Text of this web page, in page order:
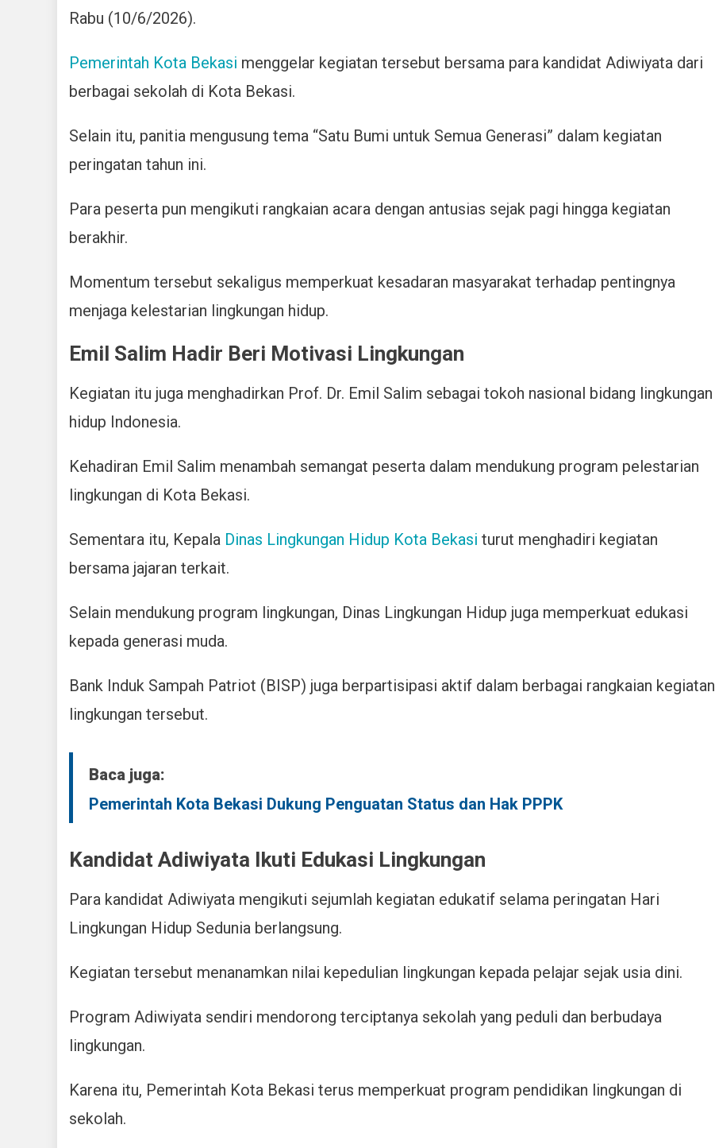
Rabu (10/6/2026).
Pemerintah Kota Bekasi menggelar kegiatan tersebut bersama para kandidat Adiwiyata dari
berbagai sekolah di Kota Bekasi.
Selain itu, panitia mengusung tema “Satu Bumi untuk Semua Generasi” dalam kegiatan
peringatan tahun ini.
Para peserta pun mengikuti rangkaian acara dengan antusias sejak pagi hingga kegiatan
berakhir.
Momentum tersebut sekaligus memperkuat kesadaran masyarakat terhadap pentingnya
menjaga kelestarian lingkungan hidup.
Emil Salim Hadir Beri Motivasi Lingkungan
Kegiatan itu juga menghadirkan Prof. Dr. Emil Salim sebagai tokoh nasional bidang lingkungan
hidup Indonesia.
Kehadiran Emil Salim menambah semangat peserta dalam mendukung program pelestarian
lingkungan di Kota Bekasi.
Sementara itu, Kepala Dinas Lingkungan Hidup Kota Bekasi turut menghadiri kegiatan
bersama jajaran terkait.
Selain mendukung program lingkungan, Dinas Lingkungan Hidup juga memperkuat edukasi
kepada generasi muda.
Bank Induk Sampah Patriot (BISP) juga berpartisipasi aktif dalam berbagai rangkaian kegiatan
lingkungan tersebut.
Baca juga:
Pemerintah Kota Bekasi Dukung Penguatan Status dan Hak PPPK
Kandidat Adiwiyata Ikuti Edukasi Lingkungan
Para kandidat Adiwiyata mengikuti sejumlah kegiatan edukatif selama peringatan Hari
Lingkungan Hidup Sedunia berlangsung.
Kegiatan tersebut menanamkan nilai kepedulian lingkungan kepada pelajar sejak usia dini.
Program Adiwiyata sendiri mendorong terciptanya sekolah yang peduli dan berbudaya
lingkungan.
Karena itu, Pemerintah Kota Bekasi terus memperkuat program pendidikan lingkungan di
sekolah.